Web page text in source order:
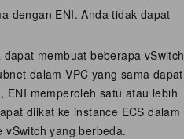
dengan ENI. Anda tidak dapat
membuat beberapa vSwitch
dalam VPC yang sama dapat
ENI memperoleh satu atau lebih
diikat ke instance ECS dalam
yang berbeda.